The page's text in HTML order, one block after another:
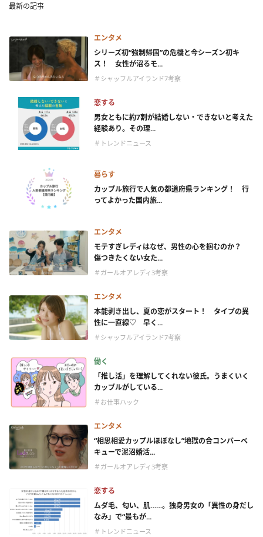
最新の記事
エンタメ
シリーズ初“強制帰国”の危機と今シーズン初キ
ス！ 女性が沼るモ...
＃シャッフルアイランド7考察
恋する
男女ともに約7割が結婚しない・できないと考えた
経験あり。その理...
＃トレンドニュース
暮らす
カップル旅行で人気の都道府県ランキング！ 行
ってよかった国内旅...
エンタメ
モテすぎレディはなぜ、男性の心を掴むのか？
傷つきたくない女た...
＃ガールオアレディ3考察
エンタメ
本能剥き出し、夏の恋がスタート！ タイプの異
性に一直線♡ 早く...
＃シャッフルアイランド7考察
働く
「推し活」を理解してくれない彼氏。うまくいく
カップルがしている...
＃お仕事ハック
エンタメ
“相思相愛カップルほぼなし”地獄の合コンバーベ
キューで泥沼婚活...
＃ガールオアレディ3考察
恋する
ムダ毛、匂い、肌……。独身男女の「異性の身だし
なみ」で“最もが...
＃トレンドニュース